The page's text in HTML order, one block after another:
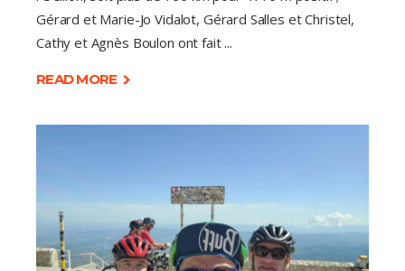
Gérard et Marie-Jo Vidalot, Gérard Salles et Christel,
Cathy et Agnès Boulon ont fait
READ MORE